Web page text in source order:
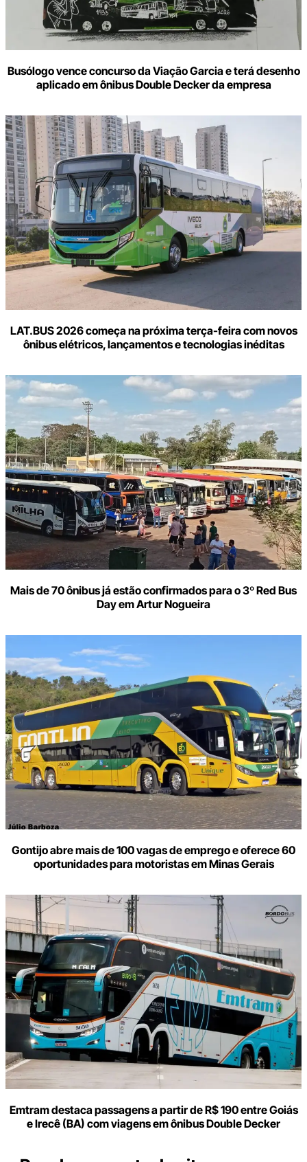
Busólogo vence concurso da Viação Garcia e terá desenho
aplicado em ônibus Double Decker da empresa
LAT.BUS 2026 começa na próxima terça-feira com novos
ônibus elétricos, lançamentos e tecnologias inéditas
Mais de 70 ônibus já estão confirmados para o 3º Red Bus
Day em Artur Nogueira
Gontijo abre mais de 100 vagas de emprego e oferece 60
oportunidades para motoristas em Minas Gerais
Emtram destaca passagens a partir de R$ 190 entre Goiás
e Irecê (BA) com viagens em ônibus Double Decker